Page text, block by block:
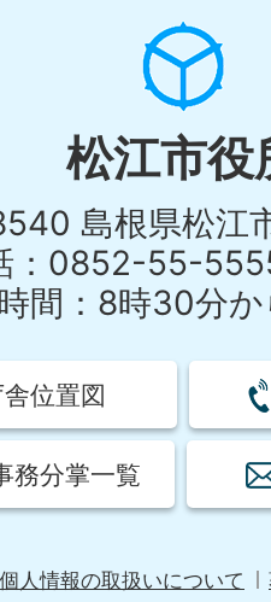
松江市役
島根県松江
：0852-55-
間：8時30分か
位置図
務分掌一覧
個人情報の取扱いについて